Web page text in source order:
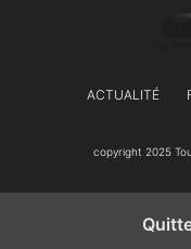
ACTUALITÉ
copyright 2025